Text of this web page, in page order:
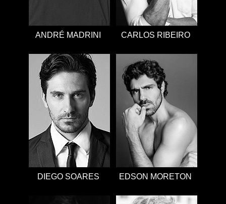
ANDRÉ MADRINI CARLOS RIBEIRO
DIEGO SOARES EDSON MORETON